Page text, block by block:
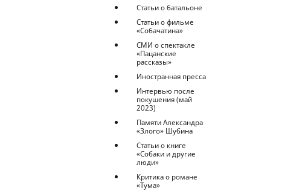
Статьи о батальоне
Статьи о фильме
«Собачатина»
СМИ о спектакле
«Пацанские
рассказы»
Иностранная пресса
Интервью после
покушения (май
2023)
Памяти Александра
«Злого» Шубина
Статьи о книге
«Собаки и другие
люди»
Критика о романе
«Тума»